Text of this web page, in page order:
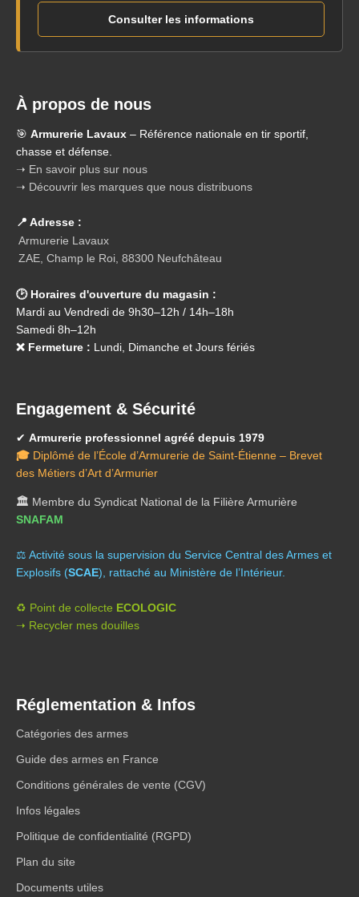
Consulter les informations
À propos de nous
🎯 Armurerie Lavaux – Référence nationale en tir sportif,
chasse et défense.
➝ En savoir plus sur nous
➝ Découvrir les marques que nous distribuons
📍 Adresse :
Armurerie Lavaux
ZAE, Champ le Roi, 88300 Neufchâteau
🕑 Horaires d'ouverture du magasin :
Mardi au Vendredi de 9h30–12h / 14h–18h
Samedi 8h–12h
❌ Fermeture : Lundi, Dimanche et Jours fériés
Engagement & Sécurité
✔ Armurerie professionnel agréé depuis 1979
🎓 Diplômé de l’École d’Armurerie de Saint-Étienne – Brevet
des Métiers d’Art d’Armurier
🏛️ Membre du Syndicat National de la Filière Armurière
SNAFAM
⚖️ Activité sous la supervision du Service Central des Armes et
Explosifs (SCAE), rattaché au Ministère de l’Intérieur.
♻️ Point de collecte ECOLOGIC
➝ Recycler mes douilles
Réglementation & Infos
Catégories des armes
Guide des armes en France
Conditions générales de vente (CGV)
Infos légales
Politique de confidentialité (RGPD)
Plan du site
Documents utiles